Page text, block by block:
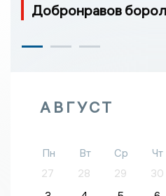
Добронравов
АВГУСТ
Пн Вт Ср Чт
27
28 29 30